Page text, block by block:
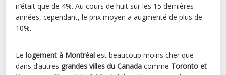
n’était que de 4%. Au cours de huit sur les 15 dernières
années, cependant, le prix moyen a augmenté de plus de
10%.
Lelogement à Montréal est beaucoup moins cher que
dans d’autres grandes villes du Canada comme Toronto et